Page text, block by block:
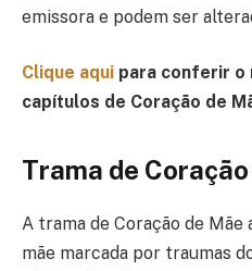
emissora e podem ser
Clique aqui para conferir o
capítulos de Coração de
Trama de
A trama de Coração de Mãe
mãe marcada por traumas